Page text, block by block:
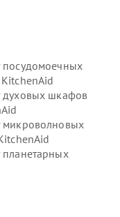
посудомоечных
духовых шкафов
микроволновых
планетарных